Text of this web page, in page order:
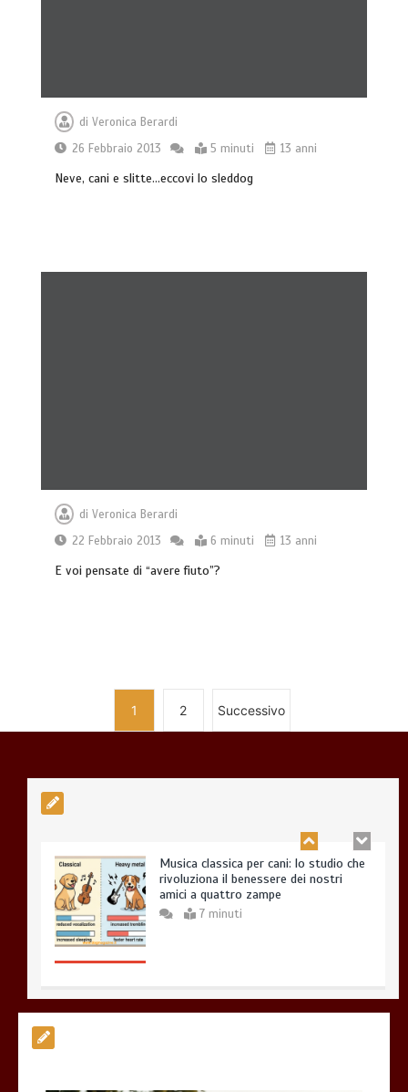
diVeronica Berardi
26 Febbraio 2013
5 minuti 13 anni
Neve, cani e slitte…eccovi lo sleddog
diVeronica Berardi
22 Febbraio 2013
6 minuti 13 anni
E voi pensate di “avere fiuto”?
1 2 Successivo
amici a quattro zampe
Esistono veramente cani pericolosi?
0 4 minuti